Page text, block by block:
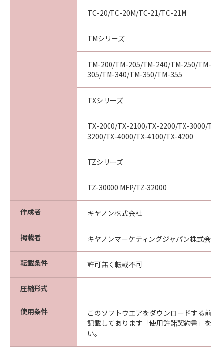
え、キヤノン、キヤノンの関連会社、それらの
販売代理店及び販売店がかかる損害の可能性に
ついて知らされていた場合でも同様です。
(3) キヤノン、キヤノンの関連会社、それらの販
売代理店及び販売店は、「本ソフトウエア」の
使用に起因または関連してお客様と第三者との
間に生じたいかなる紛争についても、一切責任
を負わないものとします。
(4) 以上が、「本ソフトウエア」に関するキヤノ
ン、キヤノンの関連会社、それらの販売代理店
及び販売店のすべての責任であり、お客様の唯
一の救済です。
より必要な認可等を得ることなしに「本ソフト
ウエア」の全部または一部を、直接または間接
に輸出してはなりません。
契約期間
(1) 本契約は、お客様が「本ソフトウエア」を
インストールされた時点で発効し、下記(2)また
は(3)により終了されるまで有効に存続します。
(2) お客様は、「本ソフトウエア」及びその複
製物のすべてを廃棄及び消去することにより、
本契約を終了させることができます。
(3) キヤノンは、お客様が本契約のいずれかの条
項に違反した場合、直ちに本契約を終了させる
ことができます。
(4) お客様は、上記(3)による本契約の終了後直
ちに、「本ソフトウエア」及びその複製物のす
TC-20/TC-20M/TC-21/TC-21M
TMシリーズ
TM-200/TM-205/TM-240/TM-250/TM-
305/TM-340/TM-350/TM-355
TXシリーズ
TX-2000/TX-2100/TX-2200/TX-3000/
3200/TX-4000/TX-4100/TX-4200
TZシリーズ
TZ-30000 MFP/TZ-32000
作成者 キヤノン株式会社
掲載者 キヤノンマーケティングジャパン株式会社
転載条件 許可無く転載不可
圧縮形式
使用条件
このソフトウエアをダウンロードする前
記載してあります「使用許諾契約書」を
い。